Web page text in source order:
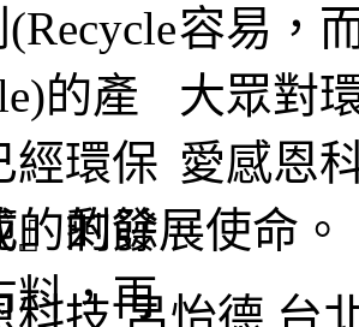
容易，
大眾對
愛感恩
』的發展使命。
科技 呂怡德 台